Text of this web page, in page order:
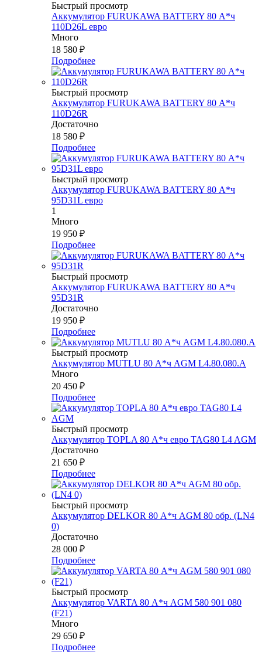
Быстрый просмотр
Аккумулятор FURUKAWA BATTERY 80 А*ч
110D26L евро
Много
18 580 ₽
Подробнее
Быстрый просмотр
Аккумулятор FURUKAWA BATTERY 80 А*ч
110D26R
Достаточно
18 580 ₽
Подробнее
Быстрый просмотр
Аккумулятор FURUKAWA BATTERY 80 А*ч
95D31L евро
1
Много
19 950 ₽
Подробнее
Быстрый просмотр
Аккумулятор FURUKAWA BATTERY 80 А*ч
95D31R
Достаточно
19 950 ₽
Подробнее
Быстрый просмотр
Аккумулятор MUTLU 80 А*ч AGM L4.80.080.A
Много
20 450 ₽
Подробнее
Быстрый просмотр
Аккумулятор TOPLA 80 А*ч евро TAG80 L4 AGM
Достаточно
21 650 ₽
Подробнее
Быстрый просмотр
Аккумулятор DELKOR 80 А*ч AGM 80 обр. (LN4
0)
Достаточно
28 000 ₽
Подробнее
Быстрый просмотр
Аккумулятор VARTA 80 А*ч AGM 580 901 080
(F21)
Много
29 650 ₽
Подробнее